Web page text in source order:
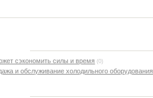
сэкономить силы и время (0)
и обслуживание холодильного оборудования